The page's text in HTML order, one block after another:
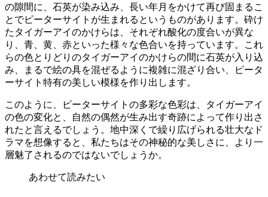
の隙間に、石英が染み込み、長い年月をかけて再び固まるこ
とでピーターサイトが生まれるというものがあります。 砕け
たタイガーアイのかけらは、それぞれ酸化の度合いが異な
り、青、黄、赤といった様々な色合いを持っています。これ
らの色とりどりのタイガーアイのかけらの間に石英が入り込
み、まるで絵の具を混ぜるように複雑に混ざり合い、ピータ
ーサイト特有の美しい模様を作り出します。
このように、
ピーターサイトの多彩な色彩は、タイガーアイ
の色の変化と、自然の偶然が生み出す奇跡によって作り出さ
れた と言えるでしょう。地中深くで繰り広げられる壮大なド
ラマを想像すると、私たちはその神秘的な美しさに、より一
層魅了されるのではないでしょうか。
あわせて読みたい